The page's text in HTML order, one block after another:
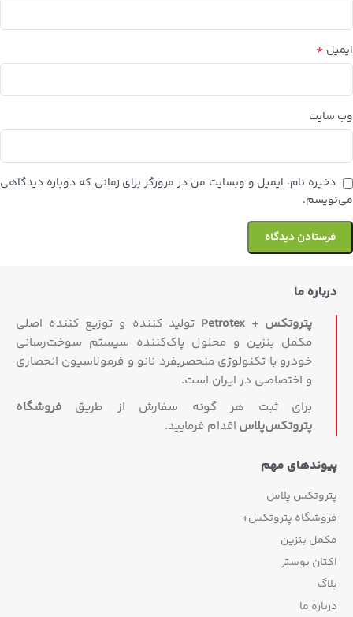
ایمیل *
وب‌ سایت
ذخیره نام، ایمیل و وبسایت من در مرورگر برای زمانی که دوباره دیدگاهی
می‌نویسم.
درباره ما
پتروتکس + Petrotex
تولید کننده و توزیع کننده اصلی
مکمل بنزین و محلول پاک‌کننده سیستم سوخت‌رسانی
خودرو با تکنولوژی منحصربفرد نانو و فرمولاسیون انحصاری
و اختصاصی در ایران است.
برای ثبت هر گونه سفارش از طریق فروشگاه
پتروتکس‏‌پلاس اقدام فرمایید.
پیوندهای مهم
پتروتکس پلاس
فروشگاه پتروتکس+
مکمل بنزین
اکتان بوستر
بلاگ
درباره ما